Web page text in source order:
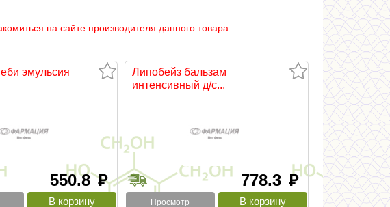
на сайте производителя данного товара.
эмульсия
550.8руб
Липобейз бальзам
интенсивный д/с...
778.3 руб
Просмотр